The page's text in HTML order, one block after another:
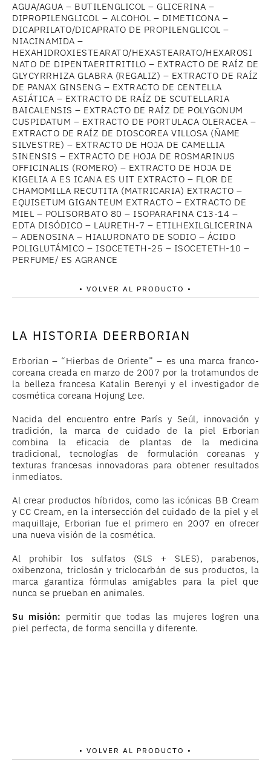
AGUA/AGUA – BUTILENGLICOL – GLICERINA –
DIPROPILENGLICOL – ALCOHOL – DIMETICONA –
DICAPRILATO/DICAPRATO DE PROPILENGLICOL –
NIACINAMIDA –
HEXAHIDROXIESTEARATO/HEXASTEARATO/HEXAROSI
NATO DE DIPENTAERITRITILO – EXTRACTO DE RAÍZ DE
GLYCYRRHIZA GLABRA (REGALIZ) – EXTRACTO DE RAÍZ
DE PANAX GINSENG – EXTRACTO DE CENTELLA
ASIÁTICA – EXTRACTO DE RAÍZ DE SCUTELLARIA
BAICALENSIS – EXTRACTO DE RAÍZ DE POLYGONUM
CUSPIDATUM – EXTRACTO DE PORTULACA OLERACEA –
EXTRACTO DE RAÍZ DE DIOSCOREA VILLOSA (ÑAME
SILVESTRE) – EXTRACTO DE HOJA DE CAMELLIA
SINENSIS – EXTRACTO DE HOJA DE ROSMARINUS
OFFICINALIS (ROMERO) – EXTRACTO DE HOJA DE
KIGELIA A ES ICANA ES UIT EXTRACTO – FLOR DE
CHAMOMILLA RECUTITA (MATRICARIA) EXTRACTO –
EQUISETUM GIGANTEUM EXTRACTO – EXTRACTO DE
MIEL – POLISORBATO 80 – ISOPARAFINA C13-14 –
EDTA DISÓDICO – LAURETH-7 – ETILHEXILGLICERINA
– ADENOSINA – HIALURONATO DE SODIO – ÁCIDO
POLIGLUTÁMICO – ISOCETETH-25 – ISOCETETH-10 –
PERFUME/ ES AGRANCE
• VOLVER AL PRODUCTO •
LA HISTORIA DEERBORIAN
Erborian – “Hierbas de Oriente” – es una marca franco-
coreana creada en marzo de 2007 por la trotamundos de
la belleza francesa Katalin Berenyi y el investigador de
cosmética coreana Hojung Lee.
Nacida del encuentro entre París y Seúl, innovación y
tradición, la marca de cuidado de la piel Erborian
combina la eficacia de plantas de la medicina
tradicional, tecnologías de formulación coreanas y
texturas francesas innovadoras para obtener resultados
inmediatos.
Al crear productos híbridos, como las icónicas BB Cream
y CC Cream, en la intersección del cuidado de la piel y el
maquillaje, Erborian fue el primero en 2007 en ofrecer
una nueva visión de la cosmética.
Al prohibir los sulfatos (SLS + SLES), parabenos,
oxibenzona, triclosán y triclocarbán de sus productos, la
marca garantiza fórmulas amigables para la piel que
nunca se prueban en animales.
Su misión: permitir que todas las mujeres logren una
piel perfecta, de forma sencilla y diferente.
• VOLVER AL PRODUCTO •